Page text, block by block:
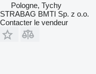
Pologne, Tychy
STRABAG BMTI Sp. z o.o.
Contacter le vendeur